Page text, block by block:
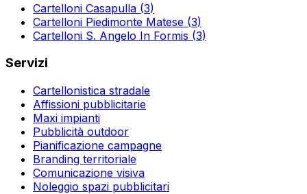
Cartelloni Casapulla (3)
Cartelloni Piedimonte Matese (3)
Cartelloni S. Angelo In Formis (3)
Servizi
Cartellonistica stradale
Affissioni pubblicitarie
Maxi impianti
Pubblicità outdoor
Pianificazione campagne
Branding territoriale
Comunicazione visiva
Noleggio spazi pubblicitari